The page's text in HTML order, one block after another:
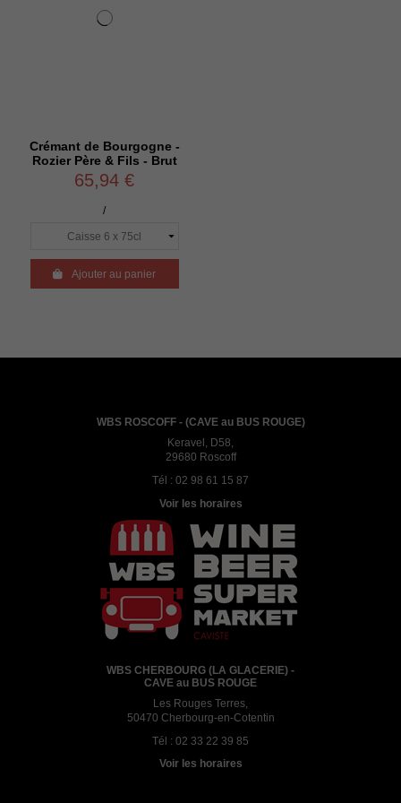
Crémant de Bourgogne -
Rozier Père & Fils - Brut
65,94 €
/
Ajouter au panier
WBS ROSCOFF - (CAVE au BUS ROUGE)
Keravel, D58,
29680 Roscoff
Tél : 02 98 61 15 87
Voir les horaires
WBS CHERBOURG (LA GLACERIE) -
CAVE au BUS ROUGE
Les Rouges Terres,
50470 Cherbourg-en-Cotentin
Tél : 02 33 22 39 85
Voir les horaires